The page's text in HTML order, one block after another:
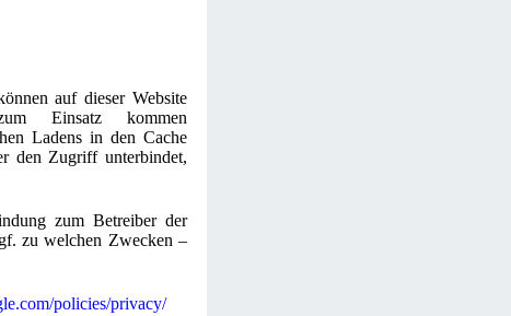
auf dieser Website
Einsatz kommen
Ladens in den Cache
den Zugriff unterbindet,
zum Betreiber der
zu welchen Zwecken –
policies/privacy/